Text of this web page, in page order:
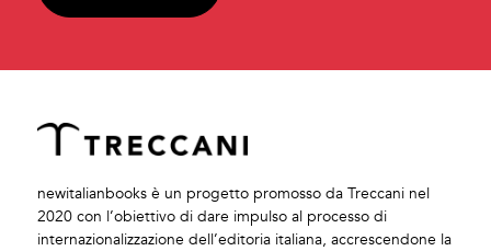
newitalianbooks è un progetto promosso da Treccani nel
2020 con l’obiettivo di dare impulso al processo di
internazionalizzazione dell’editoria italiana, accrescendone la